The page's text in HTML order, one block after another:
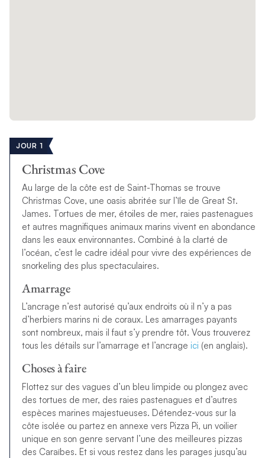
JOUR 1
Christmas Cove
Au large de la côte est de Saint-Thomas se trouve
Christmas Cove, une oasis abritée sur l’île de Great St.
James. Tortues de mer, étoiles de mer, raies pastenagues
et autres magnifiques animaux marins vivent en abondance
dans les eaux environnantes. Combiné à la clarté de
l’océan, c’est le cadre idéal pour vivre des expériences de
snorkeling des plus spectaculaires.
Amarrage
L’ancrage n’est autorisé qu’aux endroits où il n’y a pas
d’herbiers marins ni de coraux. Les amarrages payants
sont nombreux, mais il faut s’y prendre tôt. Vous trouverez
tous les détails sur l’amarrage et l’ancrage ici (en anglais).
Choses à faire
Flottez sur des vagues d’un bleu limpide ou plongez avec
des tortues de mer, des raies pastenagues et d’autres
espèces marines majestueuses. Détendez-vous sur la
côte isolée ou partez en annexe vers Pizza Pi, un voilier
unique en son genre servant l’une des meilleures pizzas
des Caraïbes. Et si vous restez dans les parages jusqu’au